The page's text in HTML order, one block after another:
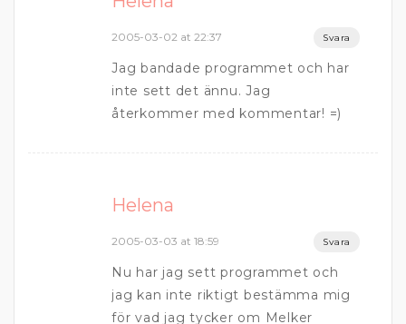
2005-03-02 at 22:37 Svara
Jag bandade programmet och har
inte sett det ännu. Jag
återkommer med kommentar! =)
Helena
2005-03-03 at 18:59 Svara
Nu har jag sett programmet och
jag kan inte riktigt bestämma mig
för vad jag tycker om Melker